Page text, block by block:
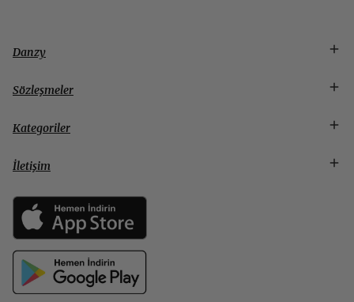
Danzy
Sözleşmeler
Kategoriler
İletişim